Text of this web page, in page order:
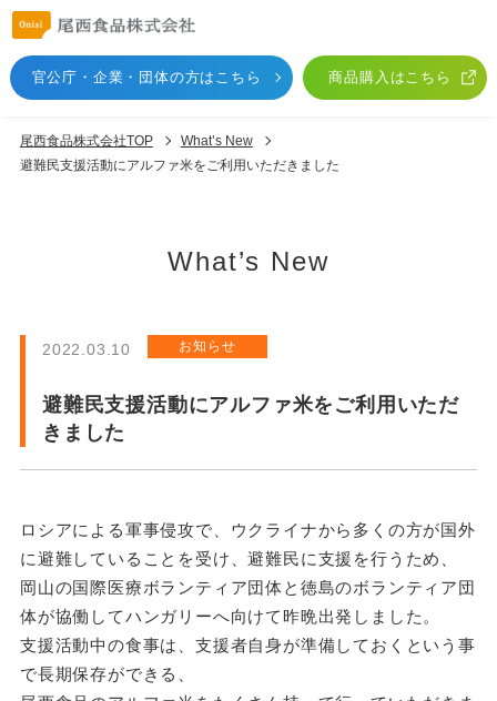
官公庁・企業・団体の方はこちら 商品購入はこちら
尾西食品株式会社TOP
What’s New
避難民支援活動にアルファ米をご利用いただきました
What’s New
2022.03.10 お知らせ
避難民支援活動にアルファ米をご利用いただ
きました
ロシアによる軍事侵攻で、ウクライナから多くの方が国外
に避難していることを受け、避難民に支援を行うため、
岡山の国際医療ボランティア団体と徳島のボランティア団
体が協働してハンガリーへ向けて昨晩出発しました。
支援活動中の食事は、支援者自身が準備しておくという事
で長期保存ができる